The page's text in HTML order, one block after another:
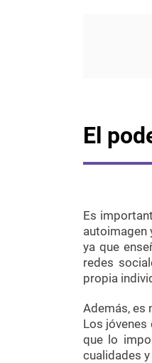
El
Es
autoimagen
ya que
redes
propia
Además, es
Los jóvenes
que lo
cualidades